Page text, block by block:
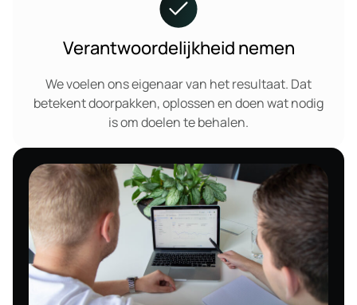
Verantwoordelijkheid nemen
We voelen ons eigenaar van het resultaat. Dat
betekent doorpakken, oplossen en doen wat nodig
is om doelen te behalen.